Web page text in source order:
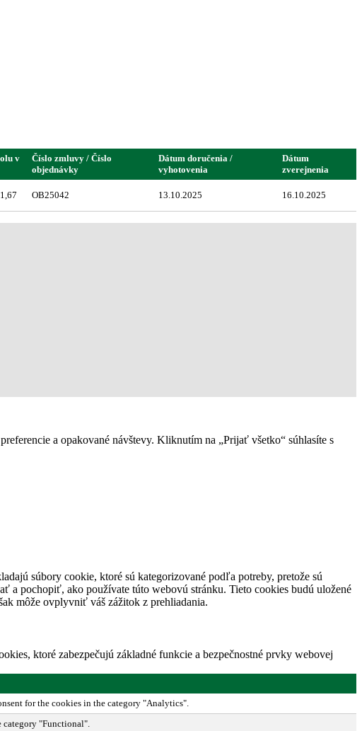
v
Číslo zmluvy / Číslo
objednávky
Dátum doručenia /
vyhotovenia
Dátum
zverejnenia
OB25042 13.10.2025 16.10.2025
a opakované návštevy. Kliknutím na „Prijať všetko“ súhlasíte s
súbory cookie, ktoré sú kategorizované podľa potreby, pretože sú
a pochopiť, ako používate túto webovú stránku. Tieto cookies budú uložené
môže ovplyvniť váš zážitok z prehliadania.
ktoré zabezpečujú základné funkcie a bezpečnostné prvky webovej
for the cookies in the category "Analytics".
category "Functional".